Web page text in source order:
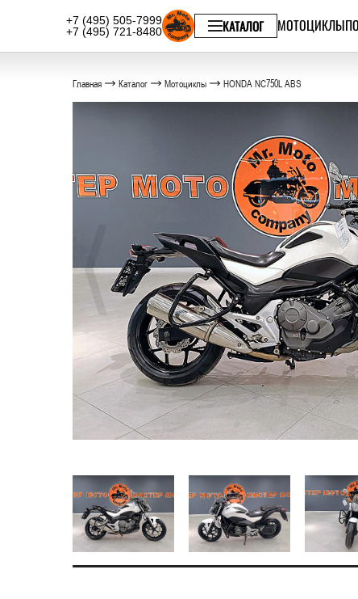
+7 (495) 505-7999
+7 (495) 721-8480
КАТАЛОГ МОТОЦИКЛЫ
Главная Каталог Мотоциклы HONDA NC750L ABS